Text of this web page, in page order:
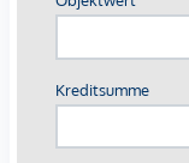
sowie die
genauere
unser Exposé an.
Gerne lassen wir
Kaufanbotlegung